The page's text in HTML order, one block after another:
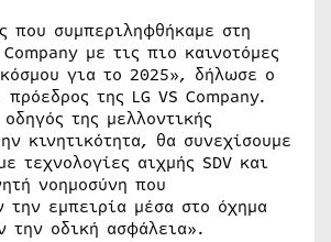
που συμπεριληφθήκαμε στη
με τις πιο καινοτόμες
για το 2025», δήλωσε ο
της LG VS Company.
της μελλοντικής
κινητικότητα, θα συνεχίσουμε
τεχνολογίες αιχμής SDV και
νοημοσύνη που
την εμπειρία μέσα στο όχημα
την οδική ασφάλεια».